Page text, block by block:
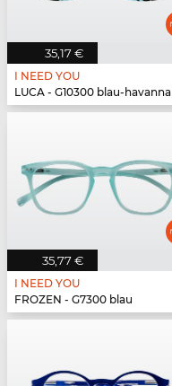
35,17 €
I NEED YOU
LUCA - G10300 blau-havanna
35,77 €
I NEED YOU
FROZEN - G7300 blau